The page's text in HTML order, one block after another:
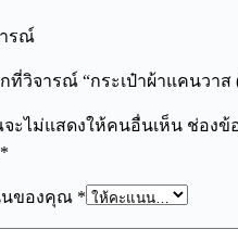
รณ์
ที่วิจารณ์ “กระเป๋าผ้าแคนวาส
ะไม่แสดงให้คนอื่นเห็น ช่องข้
*
นของคุณ *